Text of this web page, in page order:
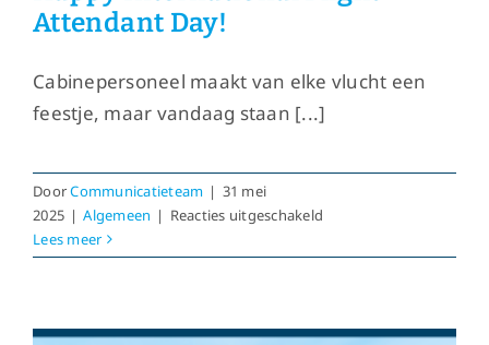
van
Verdienste
Attendant Day!
Cabinepersoneel maakt van elke vlucht een
feestje, maar vandaag staan [...]
DoorCommunicatieteam | 31 mei
2025 | Algemeen | Reacties uitgeschakeld
International
Day!
Lees meer